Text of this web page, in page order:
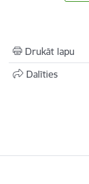
Drukāt lapu
Dalīties